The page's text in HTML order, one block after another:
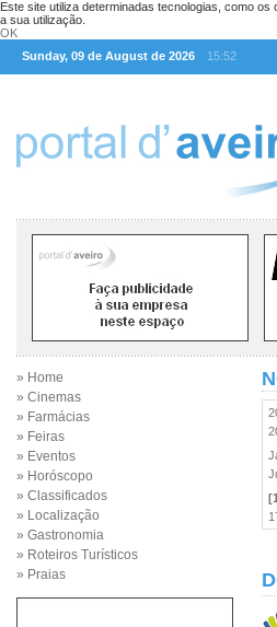
Este site utiliza determinadas tecnologias, como
a sua utilização.
OK
Sunday, 09 de August de 2026
15:52
» Home
» Cinemas
» Farmácias
» Feiras
» Eventos
» Horóscopo
» Classificados
» Localização
» Gastronomia
» Roteiros Turísticos
» Praias